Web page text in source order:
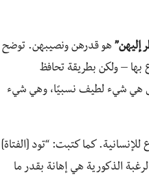
إليهن” هو قدرهن ونصيبهن. توضح
بها – ولكن بطريقة تحافظ
هي شيء لطيف نسبيًا، وهي شيء
كما كتبت: “تود [الفتاة]
الذكورية هي إهانة بقدر ما